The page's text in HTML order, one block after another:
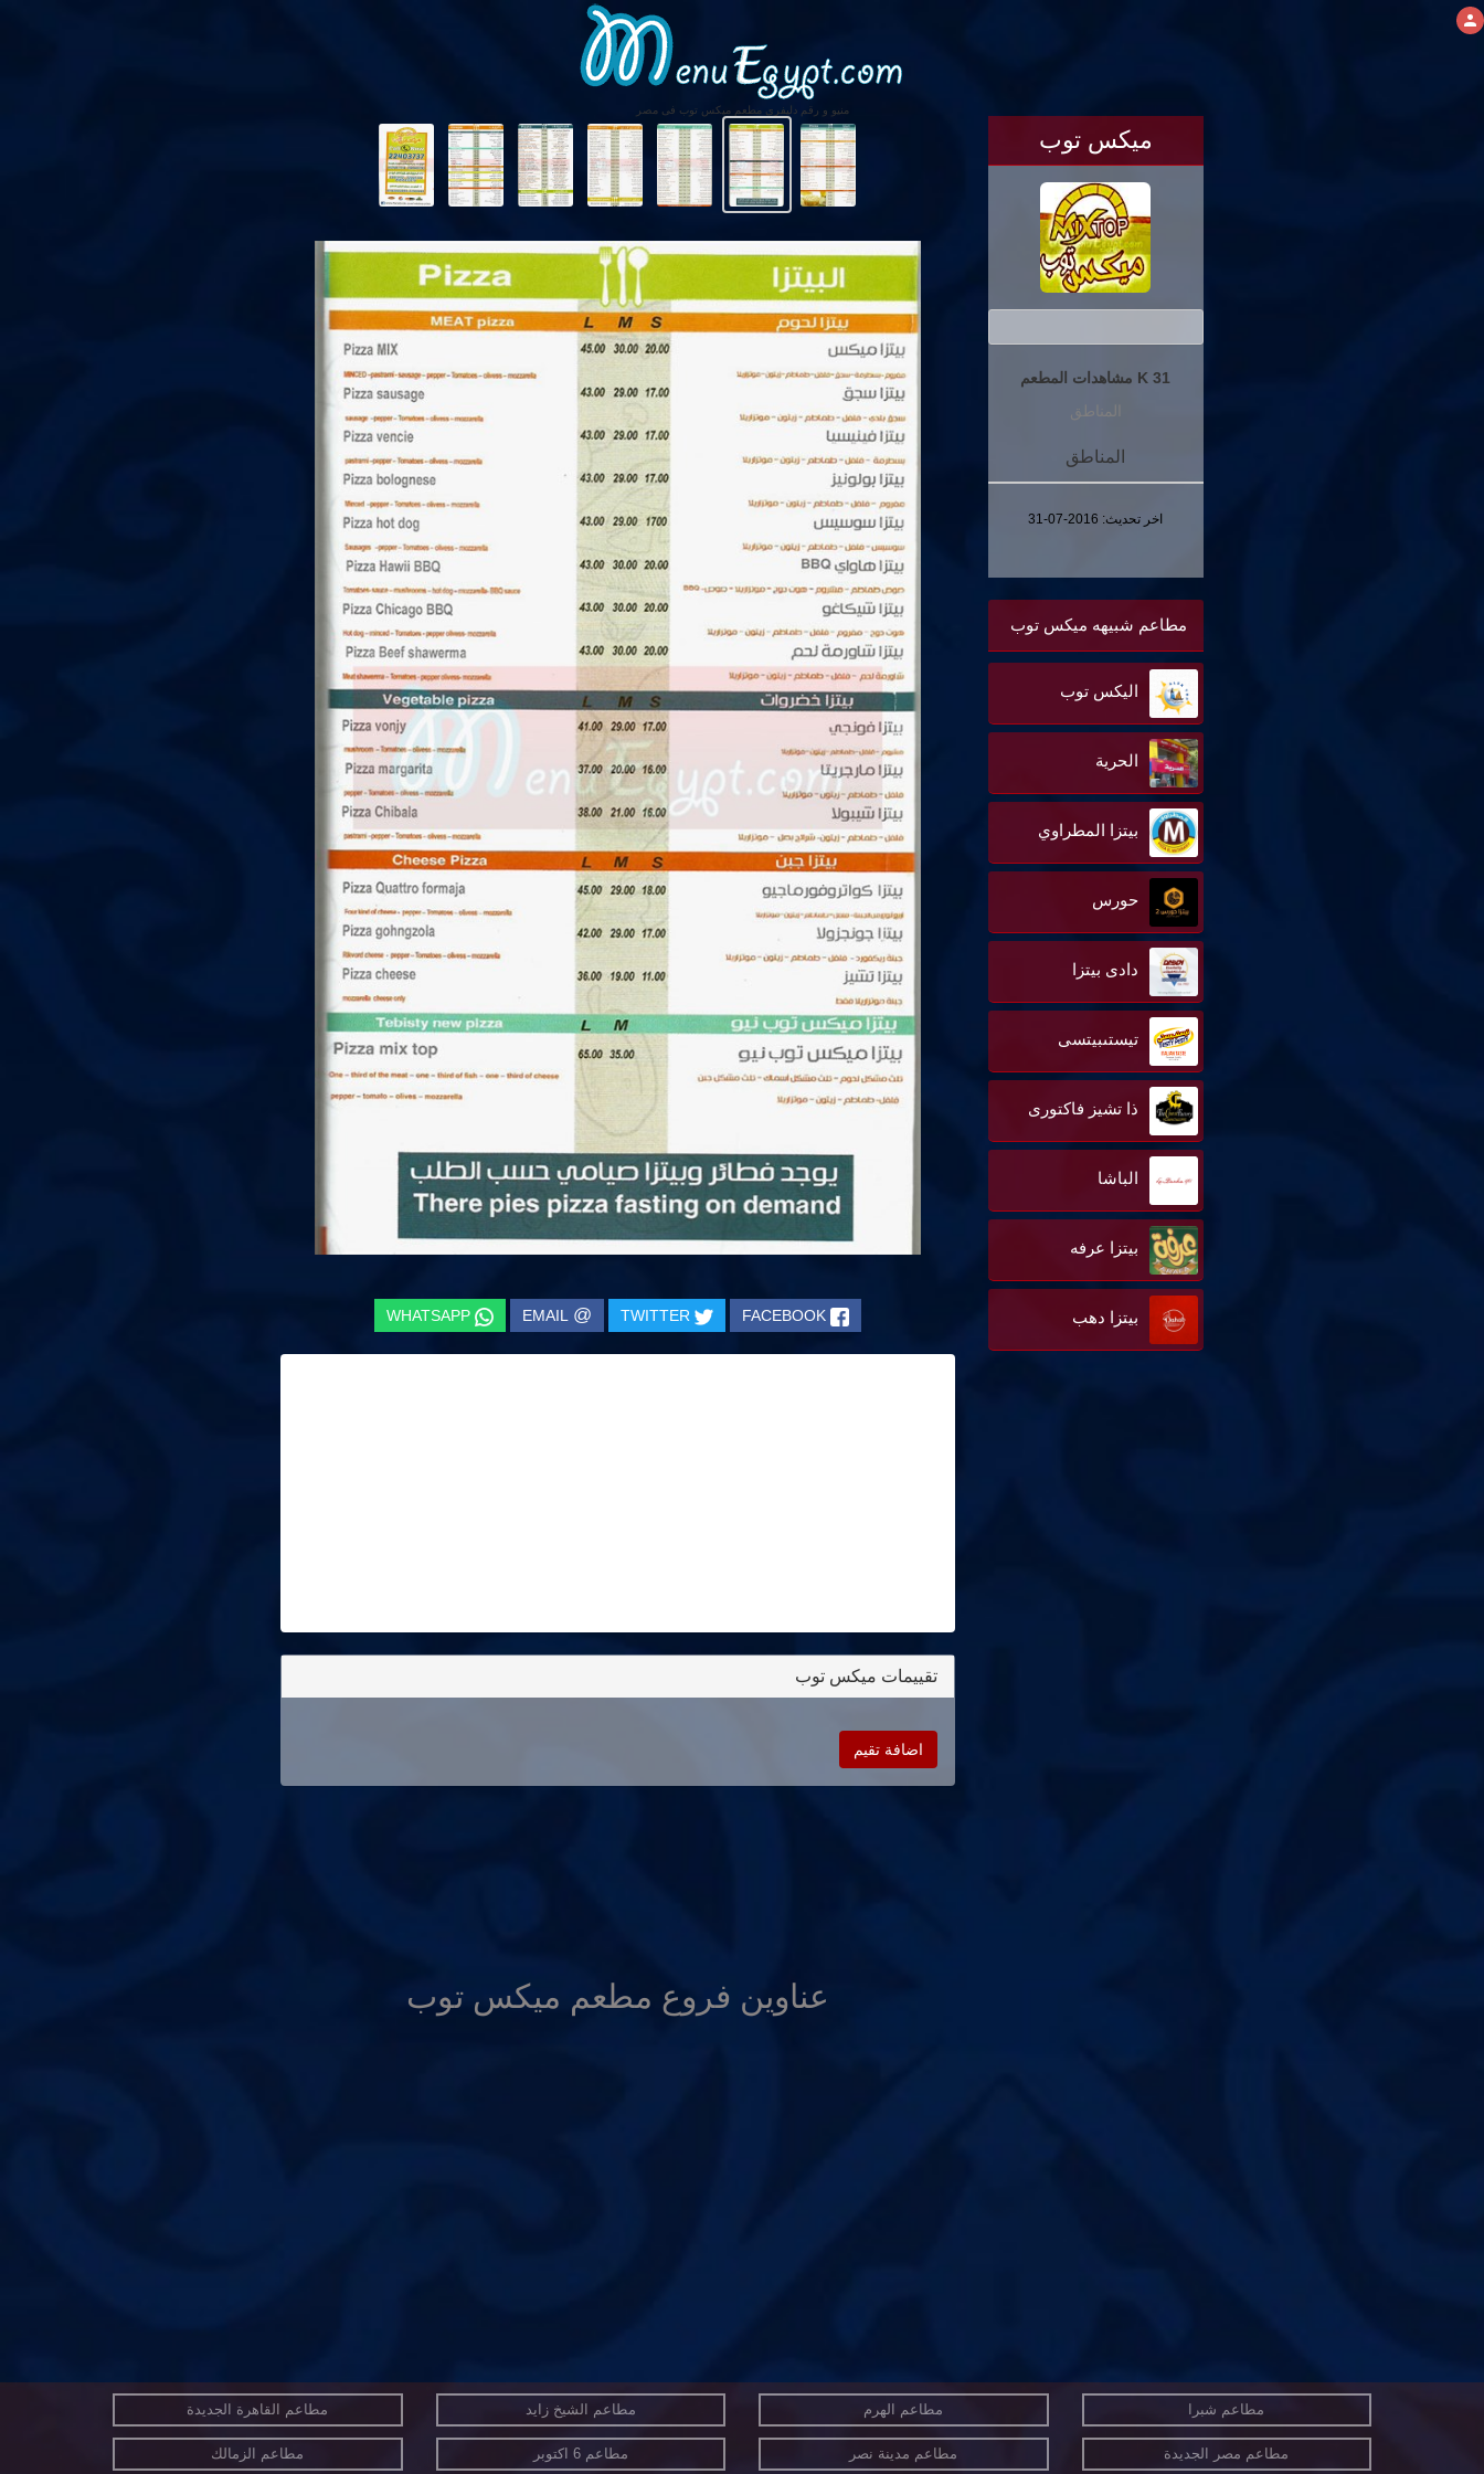
منيو و رقم دليفرى مطعم ميكس توب فى مصر
ميكس توب
31 K مشاهدات المطعم
المناطق
المناطق
اخر تحديث: 2016-07-31
مطاعم شبيهه ميكس توب
اليكس توب
الحرية
بيتزا المطراوي
حورس
دادى بيتزا
تيستىبيتسى
ذا تشيز فاكتورى
الباشا
بيتزا عرفه
بيتزا دهب FACEBOOK
TWITTER
@
EMAIL
WHATSAPP
تقييمات ميكس توب
اضافة تقيم
عناوين فروع مطعم ميكس توب
مطاعم شبرا مطاعم الهرم مطاعم الشيخ زايد مطاعم القاهرة الجديدة
مطاعم مصر الجديدة مطاعم مدينة نصر مطاعم 6 اكتوبر مطاعم الزمالك